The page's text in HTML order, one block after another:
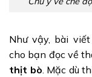
Như vậy, bài viết
cho bạn đọc về
thịt bò. Mặc dù